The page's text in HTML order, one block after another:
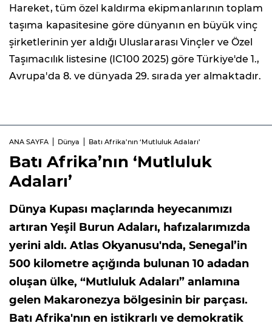
Hareket, tüm özel kaldırma ekipmanlarının toplam
taşıma kapasitesine göre dünyanın en büyük vinç
şirketlerinin yer aldığı Uluslararası Vinçler ve Özel
Taşımacılık listesine (IC100 2025) göre Türkiye'de 1.,
Avrupa'da 8. ve dünyada 29. sırada yer almaktadır.
ANA SAYFA Dünya Batı Afrika’nın ‘Mutluluk Adaları’
Batı Afrika’nın ‘Mutluluk
Adaları’
Dünya Kupası maçlarında heyecanımızı
artıran Yeşil Burun Adaları, hafızalarımızda
yerini aldı. Atlas Okyanusu'nda, Senegal’in
500 kilometre açığında bulunan 10 adadan
oluşan ülke, “Mutluluk Adaları” anlamına
gelen Makaronezya bölgesinin bir parçası.
Batı Afrika'nın en istikrarlı ve demokratik